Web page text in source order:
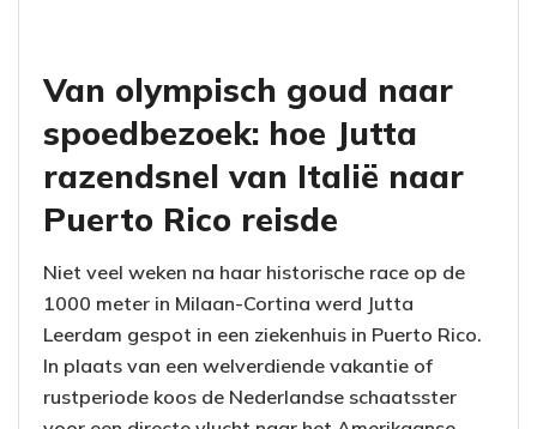
Van olympisch goud naar
spoedbezoek: hoe Jutta
razendsnel van Italië naar
Puerto Rico reisde
Niet veel weken na haar historische race op de
1000 meter in Milaan-Cortina werd Jutta
Leerdam gespot in een ziekenhuis in Puerto Rico.
In plaats van een welverdiende vakantie of
rustperiode koos de Nederlandse schaatsster